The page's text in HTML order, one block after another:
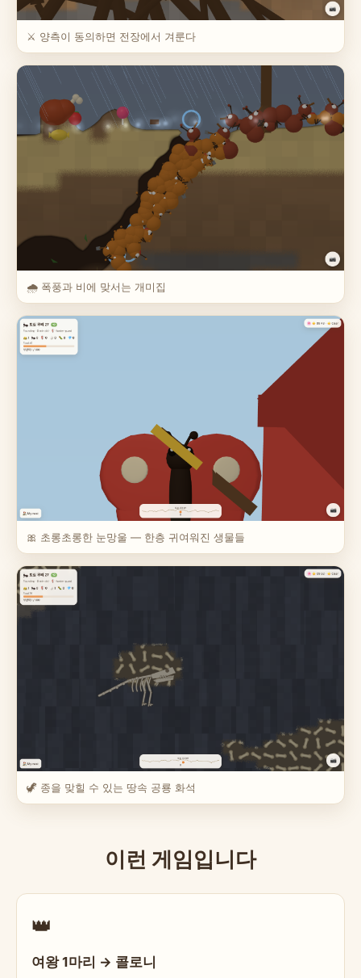
⚔️ 양측이 동의하면 전장에서 겨룬다
🌧️ 폭풍과 비에 맞서는 개미집
🎀 초롱초롱한 눈망울 — 한층 귀여워진 생물들
🦖 종을 맞힐 수 있는 땅속 공룡 화석
이런 게임입니다
👑
여왕 1마리 → 콜로니